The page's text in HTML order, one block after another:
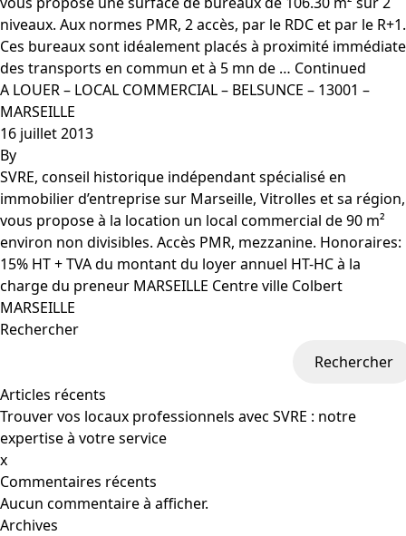
niveaux. Aux normes PMR, 2 accès, par le RDC et par le R+1.
Ces bureaux sont idéalement placés à proximité immédiate
des transports en commun et à 5 mn de … Continued
A LOUER – LOCAL COMMERCIAL – BELSUNCE – 13001 –
MARSEILLE
16 juillet 2013
By
SVRE, conseil historique indépendant spécialisé en
immobilier d’entreprise sur Marseille, Vitrolles et sa région,
vous propose à la location un local commercial de 90 m²
environ non divisibles. Accès PMR, mezzanine. Honoraires:
15% HT + TVA du montant du loyer annuel HT-HC à la
charge du preneur MARSEILLE Centre ville Colbert
MARSEILLE
Rechercher
Rechercher
Articles récents
Trouver vos locaux professionnels avec SVRE : notre
expertise à votre service
x
Commentaires récents
Aucun commentaire à afficher.
Archives